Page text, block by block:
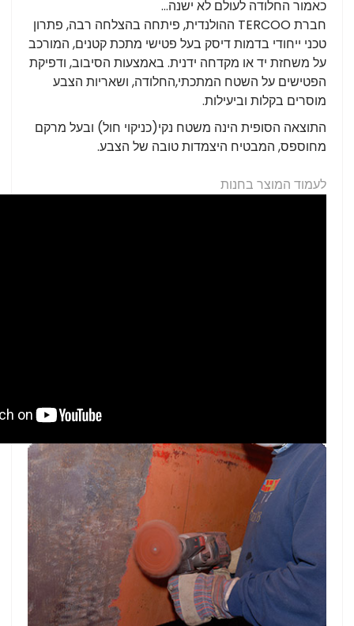
כאמור החלודה לעולם לא ישנה...
חברת TERCOO ההולנדית, פיתחה בהצלחה רבה, פתרון
טכני ייחודי בדמות דיסק בעל פטישי מתכת קטנים, המורכב
על משחזת יד או מקדחה ידנית. באמצעות הסיבוב, ודפיקת
הפטישים על השטח המתכתי,החלודה, ושאריות הצבע
מוסרים בקלות וביעילות.
התוצאה הסופית הינה משטח נקי(כניקוי חול) ובעל מרקם
מחוספס, המבטיח היצמדות טובה של הצבע.
לעמוד המוצר בחנות